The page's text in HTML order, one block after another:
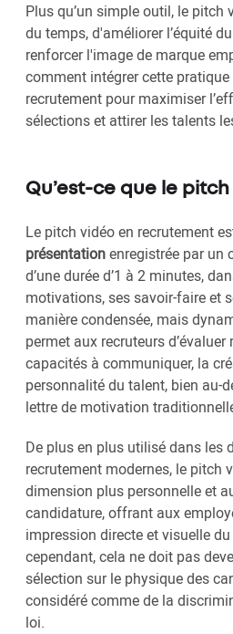
Plus qu’un simple outil, le pitch
du temps, d'améliorer l’équité
renforcer l'image de marque
comment intégrer cette
recrutement pour maximiser
sélections et attirer les talents
Qu’est-ce que le
Le pitch vidéo en recrutement
présentationenregistrée par un
d’une durée d’1 à 2 minutes,
motivations, ses savoir-faire et
manière condensée, mais
permet aux recruteurs
capacités à communiquer, la
personnalité du talent, bien au-
lettre de motivation
De plus en plus utilisé dans les
recrutement modernes, le pitch
dimension plus personnelle et
candidature, offrant aux
impression directe et visuelle
cependant, cela ne doit pas
sélection sur le physique des
considéré comme de la
loi.